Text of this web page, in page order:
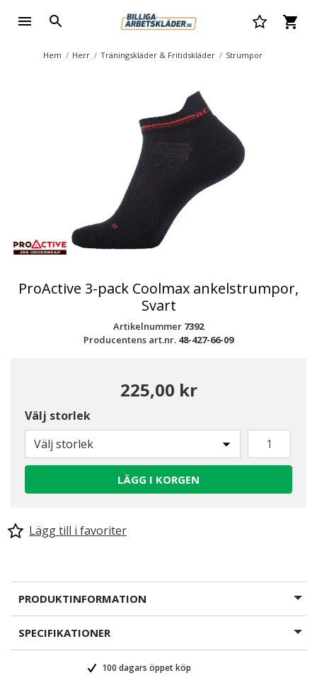
Hem Herr Träningskläder & Fritidskläder Strumpor
ProActive 3-pack Coolmax ankelstrumpor,
Svart
Artikelnummer 7392
Producentens art.nr. 48-427-66-09
225,00 kr
Välj storlek
Välj storlek
LÄGG I KORGEN
Lägg till i favoriter
PRODUKTINFORMATION
SPECIFIKATIONER
100 dagars öppet köp